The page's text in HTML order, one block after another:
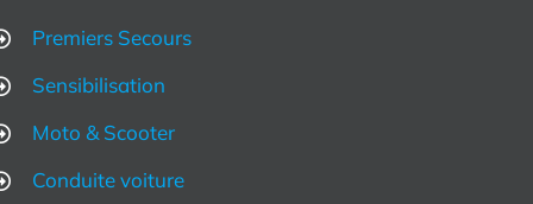
Premiers Secours
Sensibilisation
Moto & Scooter
Conduite voiture